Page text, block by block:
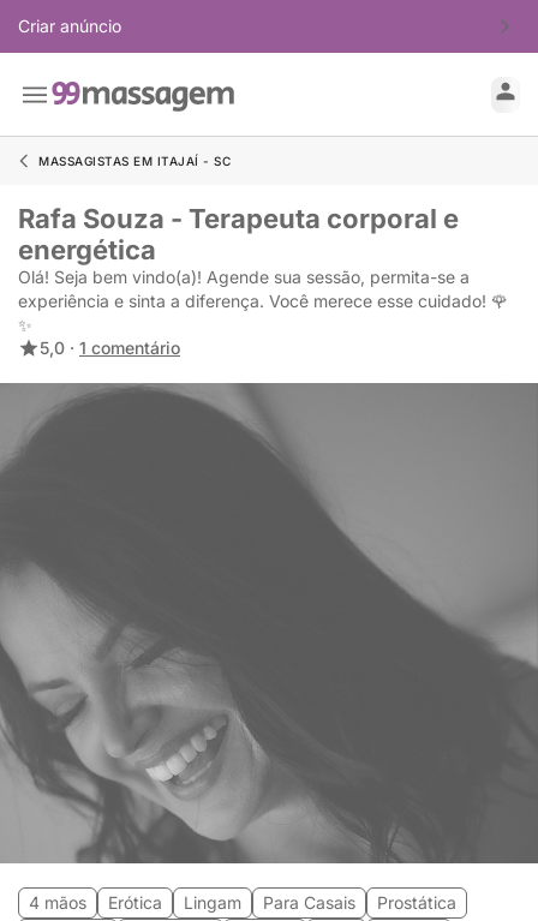
Criar anúncio
MASSAGISTAS EM ITAJAÍ - SC
Rafa Souza - Terapeuta corporal e
energética
Olá! Seja bem vindo(a)! Agende sua sessão, permita-se a
experiência e sinta a diferença. Você merece esse cuidado! 🌹
✨️
5,0 · 1 comentário
4 mãos Erótica Lingam Para Casais
Prostática